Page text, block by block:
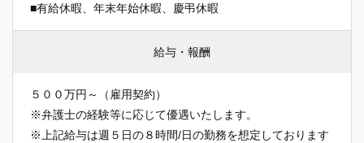
■有給休暇、年末年始休暇、慶弔休暇
給与・報酬
５００万円～（雇用契約）
※弁護士の経験等に応じて優遇いたします。
※上記給与は週５日の８時間/日の勤務を想定しております